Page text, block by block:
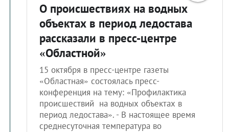
О происшествиях на водных
объектах в период ледостава
рассказали в пресс-центре
«Областной»
15 октября в пресс-центре газеты
«Областная» состоялась пресс-
конференция на тему: «Профилактика
происшествий на водных объектах в
период ледостава». - В настоящее время
среднесуточная температура во